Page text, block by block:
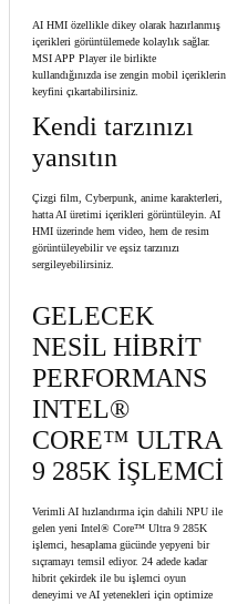
AI HMI özellikle dikey olarak hazırlanmış
içerikleri görüntülemede kolaylık sağlar.
MSI APP Player ile birlikte
kullandığınızda ise zengin mobil içeriklerin
keyfini çıkartabilirsiniz.
Kendi tarzınızı
yansıtın
Çizgi film, Cyberpunk, anime karakterleri,
hatta AI üretimi içerikleri görüntüleyin. AI
HMI üzerinde hem video, hem de resim
görüntüleyebilir ve eşsiz tarzınızı
sergileyebilirsiniz.
GELECEK
NESİL HİBRİT
PERFORMANS
INTEL®
CORE™ ULTRA
9 285K İŞLEMCİ
Verimli AI hızlandırma için dahili NPU ile
gelen yeni Intel® Core™ Ultra 9 285K
işlemci, hesaplama gücünde yepyeni bir
sıçramayı temsil ediyor. 24 adede kadar
hibrit çekirdek ile bu işlemci oyun
deneyimi ve AI yetenekleri için optimize